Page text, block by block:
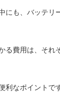
にも、バッテリ
る費用は、それ
利なポイントで